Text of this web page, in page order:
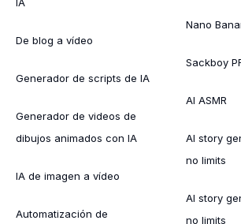
De blog a vídeo
Generador de scripts de IA
Generador de videos de
dibujos animados con IA
IA de imagen a vídeo
Automatización de
Nano
Sackboy
AI ASMR
AI story
no limits
AI story
no limits